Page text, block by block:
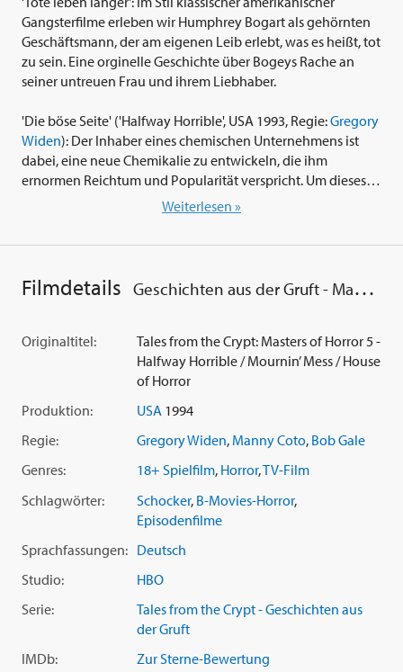
Gangsterfilme erleben wir Humphrey Bogart als gehörnten
Geschäftsmann, der am eigenen Leib erlebt, was es heißt, tot
zu sein. Eine orginelle Geschichte über Bogeys Rache an
seiner untreuen Frau und ihrem Liebhaber.
'Die böse Seite' ('Halfway Horrible', USA 1993, Regie:Gregory
Widen): Der Inhaber eines chemischen Unternehmens ist
dabei, eine neue Chemikalie zu entwickeln, die ihm
ernormen Reichtum und Popularität verspricht. Um dieses
Ziel zu erreichen, muß er jedoch seinen besten Freund
Coto
): Ein erfolgloser Zeitungsreporter wittert die ganz
große Chance, als er auf die Spur des berüchtigten
einer Horde dämonischer Wesen heftet, wird ihm erst klar,
Regie:Bob Gale
): Um in eine Bruderschaft aufgenommen zu
werden, gilt es eine geschickt inszenierte Mutprobe zu
Realität herausstellt, geraten die Dinge außer Kontrolle.
Weiterlesen »
Filmdetails Geschichten aus der Gruft - Masters of Horror 5
Originaltitel:
Tales from the Crypt: Masters of Horror 5 -
Halfway Horrible / Mournin’ Mess / House
of Horror
Produktion:
USA 1994
Regie:
Gregory Widen, Manny Coto, Bob Gale
Genres:
18+ Spielfilm, Horror,TV-Film
Schlagwörter:
Schocker, B-Movies-Horror,
Episodenfilme
Sprachfassungen: Deutsch
Studio:
HBO
Serie:
Tales from the Crypt - Geschichten aus
der Gruft
IMDb:
Zur Sterne-Bewertung